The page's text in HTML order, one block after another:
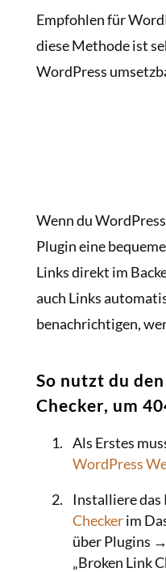
Empfohlen für
diese Methode ist
WordPress
Wenn du
Plugin eine
Links direkt im
auch Links
benachrichtigen,
So nutzt du
Checker, um
Als Erstes
WordPress
Installiere das
Checkerim
über Plugins
„Broken Link